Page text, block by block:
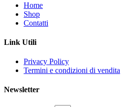
Home
Shop
Contatti
Link Utili
Privacy Policy
Termini e condizioni di vendita
Newsletter